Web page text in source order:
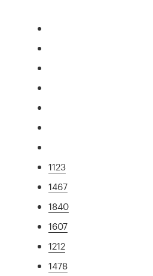
1123
1467
1840
1607
1212
1478